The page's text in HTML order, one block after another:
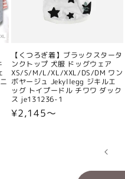
【くつろぎ着】ブラックスタータ
ンクトップ 犬服 ドッグウェア
XS/S/M/L/XL/XXL/DS/DM ワン
ボヤージュ Jekyllegg ジキルエ
ッグ トイプードル チワワ ダック
ス je131236-1
通
¥2,145〜